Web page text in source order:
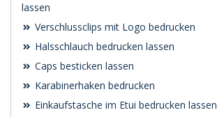
lassen
Verschlussclips mit Logo bedrucken
Halsschlauch bedrucken lassen
Caps besticken lassen
Karabinerhaken bedrucken
Einkaufstasche im Etui bedrucken lassen